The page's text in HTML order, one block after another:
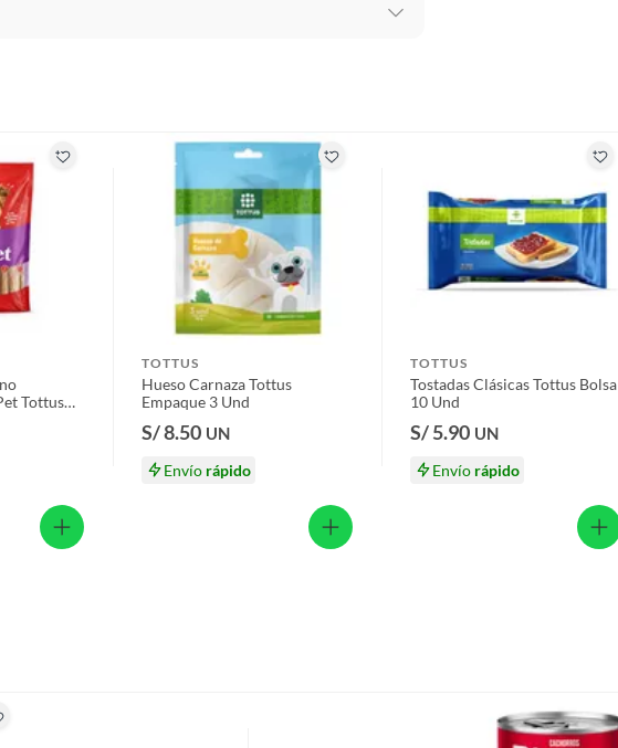
Para Perros
7 Und
tienen:
productos para asfalto, hormigón, albañilería.
productos para asfalto.
tecnología, línea blanca, colchones, muebles, bicicletas y
alimenticios, vitaminas.
con señales de uso, sin empaques, etiquetas o sellos.
Tottus
TOTTUS
Hueso Carnaza Tottus
Empaque 3 Und
S/ 8.50 UN
Envío rápido
TOTTUS
Tostadas Clásicas Tottus Bolsa
10 Und
S/ 5.90 UN
Envío rápido